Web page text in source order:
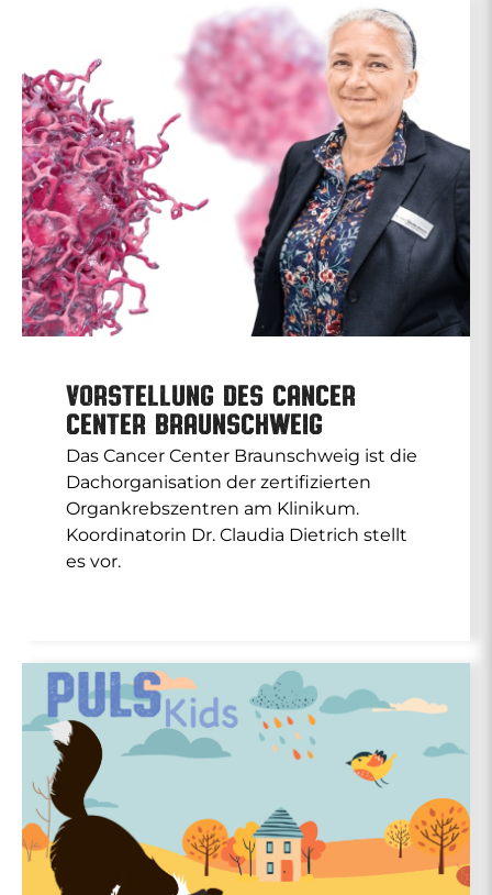
Vorstellung des Cancer
Center Braunschweig
Das Cancer Center Braunschweig ist die
Dachorganisation der zertifizierten
Organkrebszentren am Klinikum.
Koordinatorin Dr. Claudia Dietrich stellt
es vor.